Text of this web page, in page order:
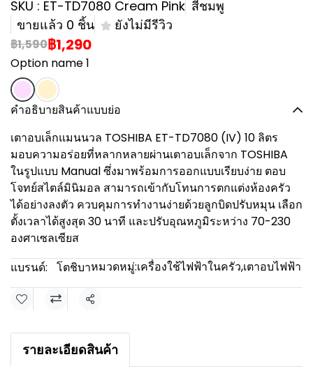
SKU : ET-TD7080 Cream Pink สีชมพู
ขายแล้ว 0 ชิ้น
ยังไม่มีรีวิว
฿1,590฿1,290
Option name 1
คำอธิบายสินค้าแบบย่อ
เตาอบเล็กแมนนวล TOSHIBA ET-TD7080 (IV) 10 ลิตร
มอบความอร่อยที่หลากหลายผ่านเตาอบเล็กจาก TOSHIBA
ในรูปแบบ Manual ซึ่งมาพร้อมการออกแบบเรียบง่าย ตอบ
โจทย์สไตล์มินิมอล สามารถเข้ากับโทนการตกแต่งห้องครัว
ได้อย่างลงตัว ควบคุมการทำงานง่ายด้วยลูกบิดปรับหมุน เลือก
ตั้งเวลาได้สูงสุด 30 นาที และปรับอุณหภูมิระหว่าง 70-230
องศาเซลเซียส
แบรนด์:
โตชิบาหมวดหมู่:เครื่องใช้ไฟฟ้าในครัว,เตาอบไฟฟ้า
แชร์
รายละเอียดสินค้า